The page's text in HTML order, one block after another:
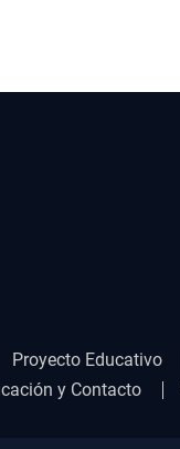
Proyecto Educativo
y Contacto